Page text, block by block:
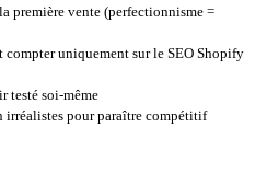
première vente (perfectionnisme =
compter uniquement sur le SEO Shopify
testé soi-même
irréalistes pour paraître compétitif